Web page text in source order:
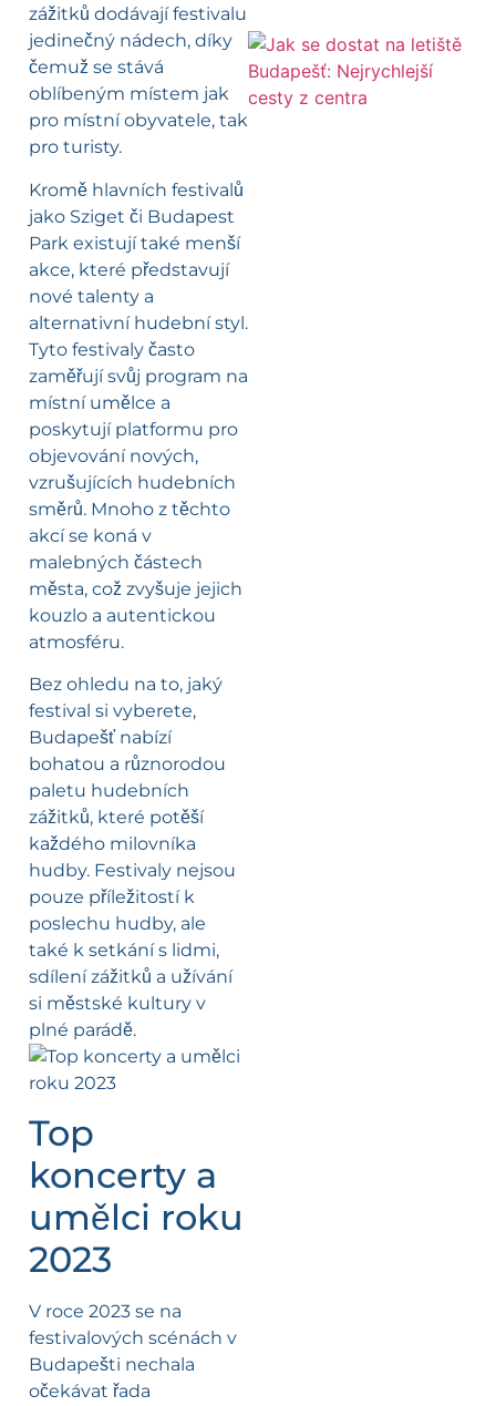
zážitků dodávají festivalu
jedinečný nádech, díky
čemuž se stává
oblíbeným místem jak
pro místní obyvatele, tak
pro turisty.
Kromě hlavních festivalů
jako Sziget či Budapest
Park existují také menší
akce, které představují
nové talenty a
alternativní hudební styl.
Tyto festivaly často
zaměřují svůj program na
místní umělce a
poskytují platformu pro
objevování nových,
vzrušujících hudebních
směrů. Mnoho z těchto
akcí se koná v
malebných částech
města, což zvyšuje jejich
kouzlo a autentickou
atmosféru.
Bez ohledu na to, jaký
festival si vyberete,
Budapešť nabízí
bohatou a různorodou
paletu hudebních
zážitků, které potěší
každého milovníka
hudby. Festivaly nejsou
pouze příležitostí k
poslechu hudby, ale
také k setkání s lidmi,
sdílení zážitků a užívání
si městské kultury v
plné parádě.
Top
koncerty a
umělci roku
2023
V roce 2023 se na
festivalových scénách v
Budapešti nechala
očekávat řada